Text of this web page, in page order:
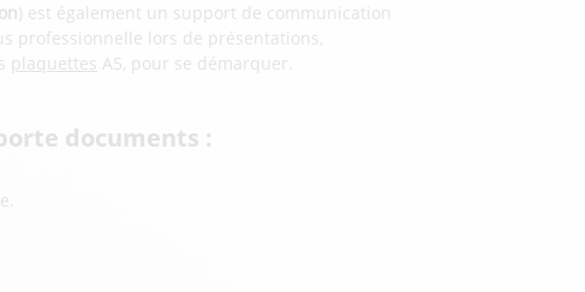
) est également un support de communication
professionnelle lors de présentations,
plaquettes A5, pour se démarquer.
documents :